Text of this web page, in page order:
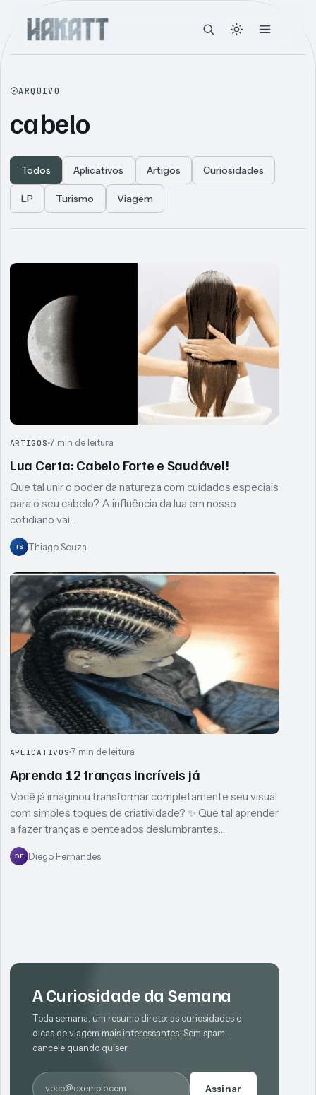
ARQUIVO
cabelo
Todos Aplicativos Artigos Curiosidades
LP Turismo Viagem
Articles
ARTIGOS 7 min de leitura
Lua Certa: Cabelo Forte e Saudável!
Que tal unir o poder da natureza com cuidados especiais
para o seu cabelo? A influência da lua em nosso
cotidiano vai…
TS Thiago Souza
APLICATIVOS 7 min de leitura
Aprenda 12 tranças incríveis já
Você já imaginou transformar completamente seu visual
com simples toques de criatividade? ✨ Que tal aprender
a fazer tranças e penteados deslumbrantes…
DF Diego Fernandes
A Curiosidade da Semana
Toda semana, um resumo direto: as curiosidades e
dicas de viagem mais interessantes. Sem spam,
cancele quando quiser.
E-mail
Assinar